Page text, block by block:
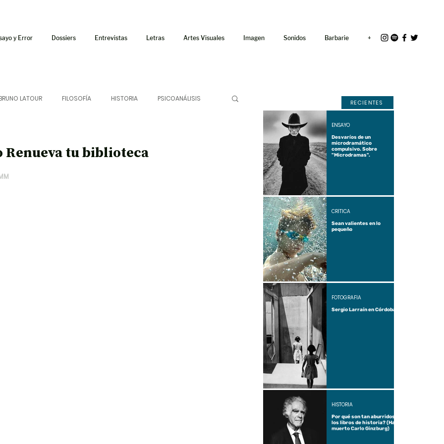
y Error Dossiers Entrevistas Letras Artes Visuales Imagen Sonidos Barbarie +
LATOUR FILOSOFÍA HISTORIA PSICOANÁLISIS
Renueva tu biblioteca
RECIENTES
Desvaríos de un
microdramático
compulsivo. Sobre
"Microdramas".
ENSAYO
Sean valientes en lo
pequeño
CRÍTICA
Sergio Larraín en Córdoba
FOTOGRAFÍA
Por qué son tan aburridos
los libros de historia? (Ha
muerto Carlo Ginzburg)
HISTORIA